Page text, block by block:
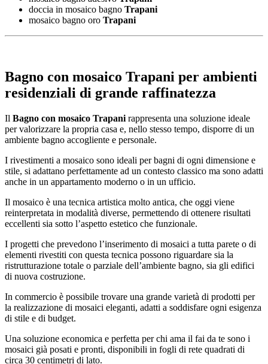
doccia in mosaico bagno Trapani
mosaico bagno oro Trapani
Bagno con mosaico Trapani per ambienti
residenziali di grande raffinatezza
Il Bagno con mosaico Trapani rappresenta una soluzione ideale
per valorizzare la propria casa e, nello stesso tempo, disporre di un
ambiente bagno accogliente e personale.
I rivestimenti a mosaico sono ideali per bagni di ogni dimensione e
stile, si adattano perfettamente ad un contesto classico ma sono adatti
anche in un appartamento moderno o in un ufficio.
Il mosaico è una tecnica artistica molto antica, che oggi viene
reinterpretata in modalità diverse, permettendo di ottenere risultati
eccellenti sia sotto l’aspetto estetico che funzionale.
I progetti che prevedono l’inserimento di mosaici a tutta parete o di
elementi rivestiti con questa tecnica possono riguardare sia la
ristrutturazione totale o parziale dell’ambiente bagno, sia gli edifici
di nuova costruzione.
In commercio è possibile trovare una grande varietà di prodotti per
la realizzazione di mosaici eleganti, adatti a soddisfare ogni esigenza
di stile e di budget.
Una soluzione economica e perfetta per chi ama il fai da te sono i
mosaici già posati e pronti, disponibili in fogli di rete quadrati di
circa 30 centimetri di lato.